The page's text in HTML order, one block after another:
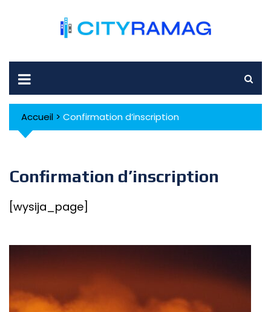
Accueil > Confirmation d’inscription
Confirmation d’inscription
[wysija_page]